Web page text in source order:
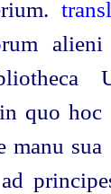
quo hoc
manu